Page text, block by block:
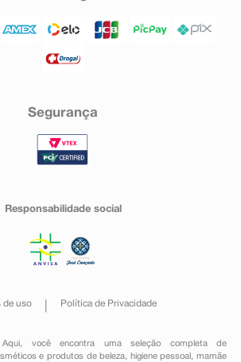
Segurança
Responsabilidade social
de uso Política de Privacidade
você encontra uma seleção completa de
e produtos de beleza, higiene pessoal ,mamãe